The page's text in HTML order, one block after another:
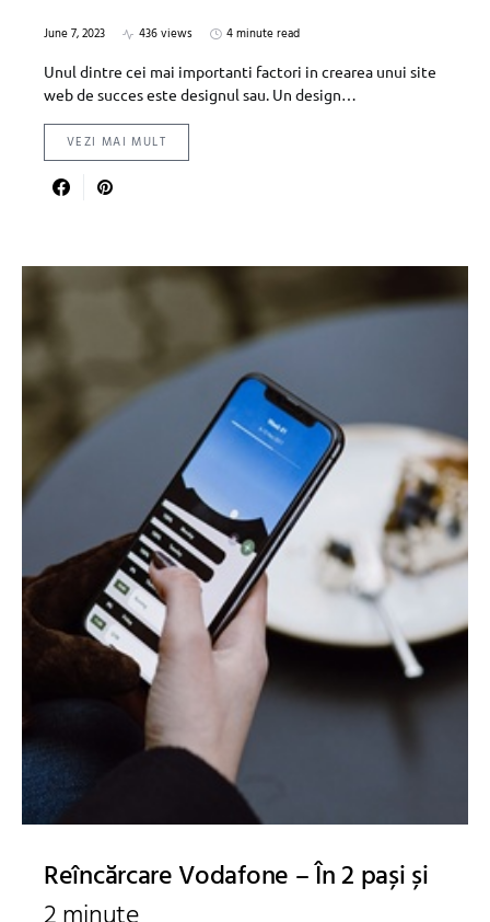
June 7, 2023 436 views
4 minute read
Unul dintre cei mai importanti factori in crearea unui site
web de succes este designul sau. Un design…
VEZI MAI MULT
Reîncărcare Vodafone – În 2 pași și